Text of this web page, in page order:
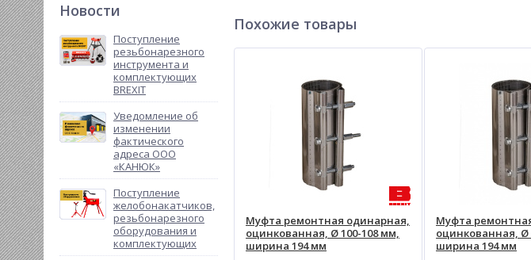
Новости
Поступление
резьбонарезного
инструмента и
комплектующих
BREXIT
Уведомление об
изменении
фактического
адреса ООО
«КАНЮК»
Поступление
желобонакатчиков,
резьбонарезного
оборудования и
комплектующих
Похожие товары
Муфта ремонтная одинарная,
оцинкованная, Ø 100-108 мм,
ширина 194 мм
Муфта
оцинкованная, Ø
ширина 194 мм